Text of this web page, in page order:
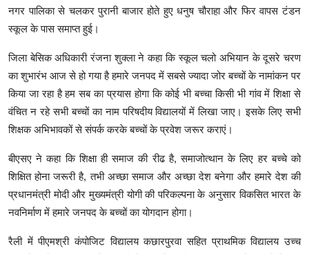
नगर पालिका से चलकर पुरानी बाजार होते हुए धनुष चौराहा और फिर वापस टंडन
स्कूल के पास समाप्त हुई।
जिला बेसिक अधिकारी रंजना शुक्ला ने कहा कि स्कूल चलो अभियान के दूसरे चरण
का शुभारंभ आज से हो गया है हमारे जनपद में सबसे ज्यादा जोर बच्चों के नामांकन पर
किया जा रहा है हम सब का प्रयास होगा कि कोई भी बच्चा किसी भी गांव में शिक्षा से
वंचित न रहे सभी बच्चों का नाम परिषदीय विद्यालयों में लिखा जाए। इसके लिए सभी
शिक्षक अभिभावकों से संपर्क करके बच्चों के प्रवेश जरूर कराएं।
बीएसए ने कहा कि शिक्षा ही समाज की रीढ है, समाजोत्थान के लिए हर बच्चे को
शिक्षित होना जरूरी है, तभी अच्छा समाज और अच्छा देश बनेगा और हमारे देश की
प्रधानमंत्री मोदी और मुख्यमंत्री योगी की परिकल्पना के अनुसार विकसित भारत के
नवनिर्माण में हमारे जनपद के बच्चों का योगदान होगा।
रैली में पीएमश्री कंपोजिट विद्यालय कछारपुरवा सहित प्राथमिक विद्यालय उच्च